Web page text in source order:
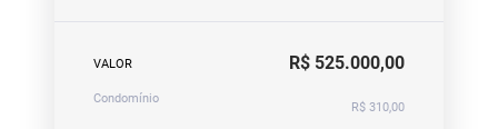
VALOR R$ 525.000,00
Condomínio
R$ 310,00